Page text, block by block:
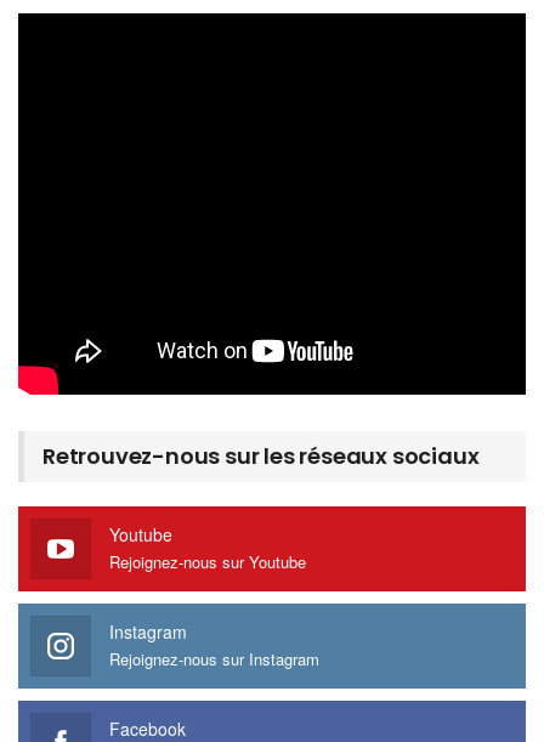
Retrouvez-nous sur les réseaux sociaux
Youtube
Rejoignez-nous sur Youtube
Instagram
Rejoignez-nous sur Instagram
Facebook